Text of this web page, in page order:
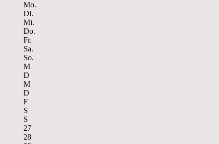
Mo.
Di.
Mi.
Do.
Fr.
Sa.
So.
M
D
M
D
F
S
S
27
28